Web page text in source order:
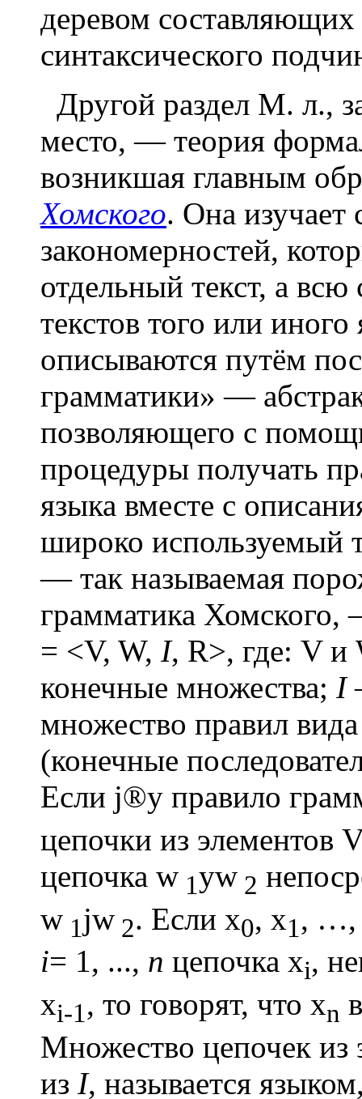
деревом
синтаксического
Другой раздел М. л.,
место, — теория
возникшая главным
Хомского. Она изучает
закономерностей,
отдельный текст, а
текстов того или
описываются путём
грамматики» —
позволяющего с
процедуры получать
языка вместе с
широко используемый
— так называемая
грамматика
= <V, W, I, R>, где: V
конечные множества; I
множество правил
(конечные
Если j®y правило
цепочки из элементов
цепочка w 1yw 2
w 1jw 2. Если x0, x1,
i= 1, ..., n цепочка xi,
xi-1, то говорят, что xn
Множество цепочек
из I, называется